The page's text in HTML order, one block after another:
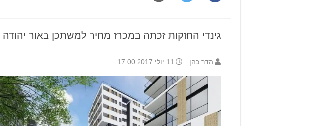
גינדי החזקות זכתה במכרז מחיר למשתכן באור יהודה
הדר כהן 11 יולי 2017 17:00